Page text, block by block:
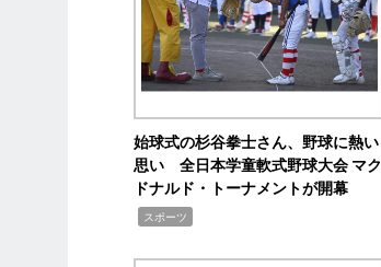
始球式の杉谷拳士さん、野球に熱い
思い 全日本学童軟式野球大会 マク
ドナルド・トーナメントが開幕
スポーツ